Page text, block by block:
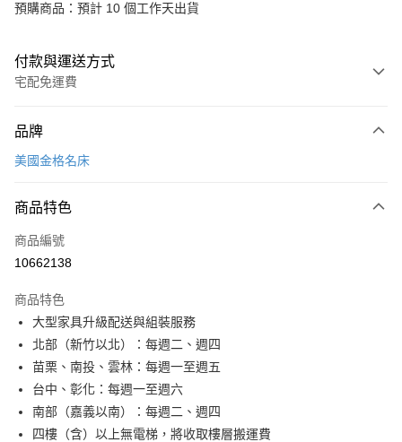
預購商品：預計 10 個工作天出貨
付款與運送方式
宅配免運費
信用卡一次付款
3 期 0 利率 每期
合作金庫商業銀行
上海商業儲蓄銀行
臺灣中小企業銀行
匯豐（台灣）商業銀行
聯邦商業銀行
遠東國際商業銀行
元大商業銀行
永豐商業銀行
玉山商業銀行
台灣樂天信用卡公司
合作金庫商業銀行
上海商業儲蓄銀行
國泰世華商業銀行
匯豐（台灣）商業銀行
華泰商業銀行
聯邦商業銀行
遠東國際商業銀行
元大商業銀行
玉山商業銀行
星展（台灣）商業銀行
台新國際商業銀行
中國信託商業銀行
LINE Pay
Apple Pay
街口支付
悠遊付
Google Pay
全盈+PAY
品牌
美國金格名床
商品特色
商品編號
10662138
商品特色
大型家具升級配送與組裝服務
北部（新竹以北）：每週二、週四
苗栗、南投、雲林：每週一至週五
台中、彰化：每週一至週六
南部（嘉義以南）：每週二、週四
四樓（含）以上無電梯，將收取樓層搬運費